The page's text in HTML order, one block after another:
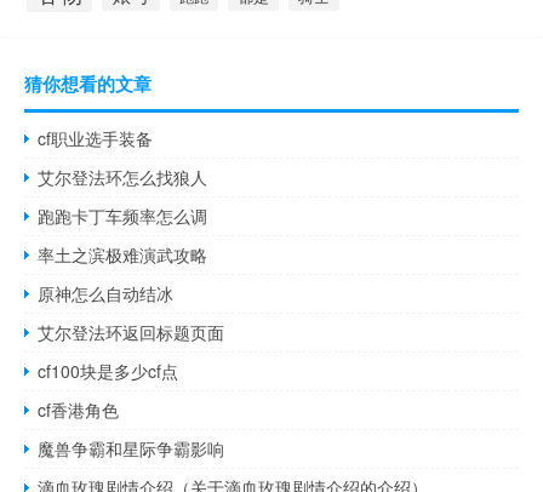
猜你想看的文章
cf职业选手装备
艾尔登法环怎么找狼人
跑跑卡丁车频率怎么调
率土之滨极难演武攻略
原神怎么自动结冰
艾尔登法环返回标题页面
cf100块是多少cf点
cf香港角色
魔兽争霸和星际争霸影响
滴血玫瑰剧情介绍（关于滴血玫瑰剧情介绍的介绍）